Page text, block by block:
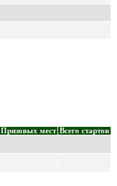
Призовых мест Всего стартов